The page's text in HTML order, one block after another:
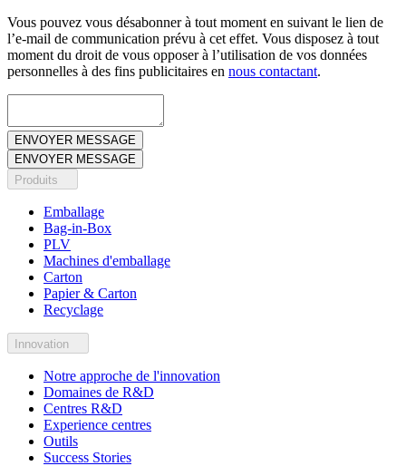
Vous pouvez vous désabonner à tout moment en suivant le lien de
l’e-mail de communication prévu à cet effet. Vous disposez à tout
moment du droit de vous opposer à l’utilisation de vos données
personnelles à des fins publicitaires en nous contactant.
Produits
Emballage
Bag-in-Box
PLV
Machines d'emballage
Carton
Papier & Carton
Recyclage
Innovation
Notre approche de l'innovation
Domaines de R&D
Centres R&D
Experience centres
Outils
Success Stories